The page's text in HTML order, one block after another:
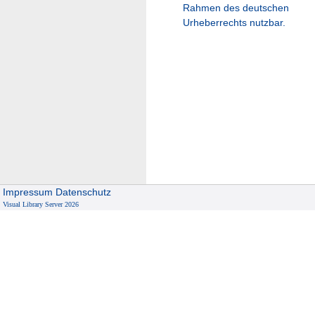
Rahmen des deutschen
Urheberrechts nutzbar.
Impressum Datenschutz
Visual Library Server 2026